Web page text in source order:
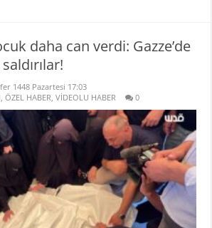
daha can verdi: Gazze’de
1448 Pazartesi 17:03
,ÖZEL HABER,VİDEOLU HABER 0